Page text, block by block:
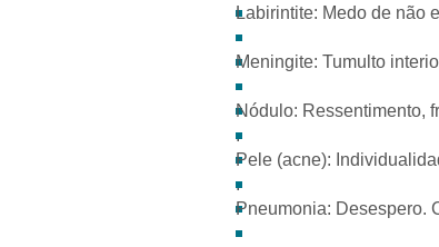
Labirintite: Medo de não
Meningite: Tumulto
Nódulo: Ressentimento,
.
Pele (acne):
.
Pneumonia: Desespero.